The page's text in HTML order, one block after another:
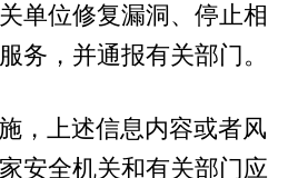
单位修复漏洞、停止相
务，并通报有关部门。
，上述信息内容或者风
安全机关和有关部门应